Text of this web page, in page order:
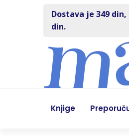
Dostava je 349
din.
Knjige